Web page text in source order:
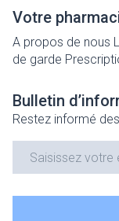
Votre
A propos de nous
de garde
Bulletin
Restez informé